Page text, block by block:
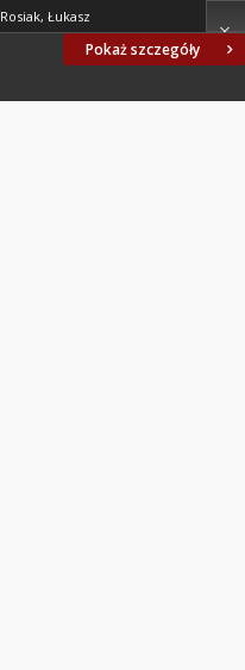
Pokaż szczegóły
Rosiak, Łukasz